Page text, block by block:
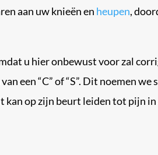
aan uw knieën en heupen,
u hier onbewust voor zal
een “C” of “S”. Dit noemen we
op zijn beurt leiden tot pijn